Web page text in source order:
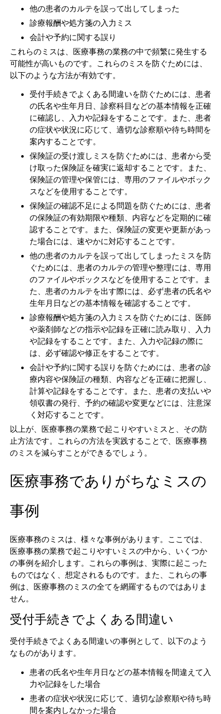
他の患者のカルテを誤って出してしまった
診療報酬や処方箋の入力ミス
会計や予約に関する誤り
これらのミスは、医療事務の業務の中で頻繁に発生する
可能性が高いものです。これらのミスを防ぐためには、
以下のような方法が有効です。
受付手続きでよくある間違いを防ぐためには、患者
の氏名や生年月日、診察科目などの基本情報を正確
に確認し、入力や記録をすることです。また、患者
の症状や状況に応じて、適切な診察順や待ち時間を
案内することです。
保険証の受け渡しミスを防ぐためには、患者から受
け取った保険証を確実に返却することです。また、
保険証の管理や保管には、専用のファイルやボック
スなどを使用することです。
保険証の確認不足による問題を防ぐためには、患者
の保険証の有効期限や種類、内容などを定期的に確
認することです。また、保険証の変更や更新があっ
た場合には、速やかに対応することです。
他の患者のカルテを誤って出してしまったミスを防
ぐためには、患者のカルテの管理や整理には、専用
のファイルやボックスなどを使用することです。ま
た、患者のカルテを出す際には、必ず患者の氏名や
生年月日などの基本情報を確認することです。
診療報酬や処方箋の入力ミスを防ぐためには、医師
や薬剤師などの指示や記録を正確に読み取り、入力
や記録をすることです。また、入力や記録の際に
は、必ず確認や修正をすることです。
会計や予約に関する誤りを防ぐためには、患者の診
療内容や保険証の種類、内容などを正確に把握し、
計算や記録をすることです。また、患者の支払いや
領収書の発行、予約の確認や変更などには、注意深
く対応することです。
以上が、医療事務の業務で起こりやすいミスと、その防
止方法です。これらの方法を実践することで、医療事務
のミスを減らすことができるでしょう。
医療事務でありがちなミスの
事例
医療事務のミスは、様々な事例があります。ここでは、
医療事務の業務で起こりやすいミスの中から、いくつか
の事例を紹介します。これらの事例は、実際に起こった
ものではなく、想定されるものです。また、これらの事
例は、医療事務のミスの全てを網羅するものではありま
せん。
受付手続きでよくある間違い
受付手続きでよくある間違いの事例として、以下のよう
なものがあります。
患者の氏名や生年月日などの基本情報を間違えて入
力や記録をした場合
患者の症状や状況に応じて、適切な診察順や待ち時
間を案内しなかった場合